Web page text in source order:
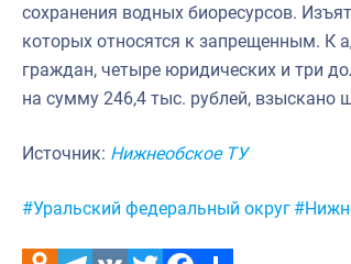
сохранения водных биоресурсов.
которых относятся к запрещенным. К
граждан, четыре юридических и три
на сумму 246,4 тыс. рублей, взыскано
Источник: Нижнеобское ТУ
Метки:
#Уральский федеральный округ